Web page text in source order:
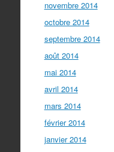
novembre 2014
octobre 2014
septembre 2014
août 2014
mai 2014
avril 2014
mars 2014
février 2014
janvier 2014